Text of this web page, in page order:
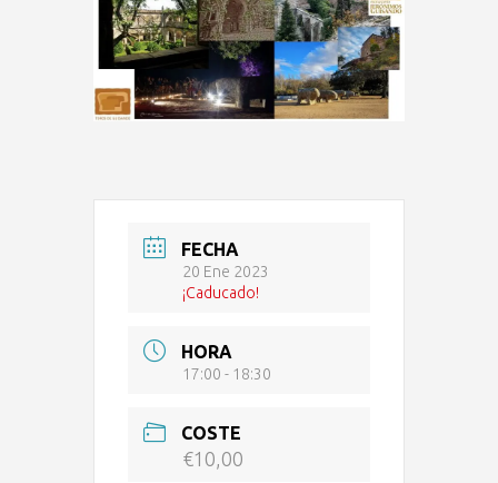
FECHA
20 Ene 2023
¡Caducado!
HORA
17:00 - 18:30
COSTE
€10,00